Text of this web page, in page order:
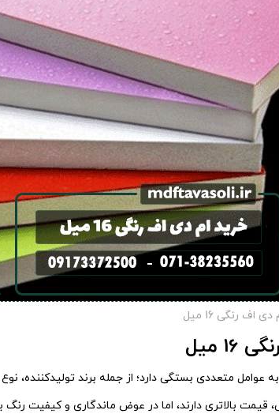
اف رنگی 16 میل
میل
به عوامل متعددی بستگی دارد؛ از جمله برند
قیمت بالاتری دارند، اما در عوض ماندگاری و کیفیت رنگ